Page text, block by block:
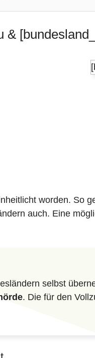
&
worden. So
auch. Eine
selbst
. Die für den